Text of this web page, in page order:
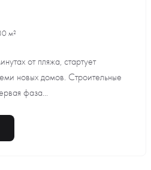
м²
от пляжа, стартует
новых домов. Строительные
фаза...